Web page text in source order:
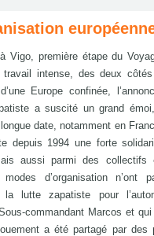
Vigo, première étape du
intense, des deux côtés
Europe confinée,
a suscité un grand
date, notamment en
depuis 1994 une forte
aussi parmi des collectifs
d’organisation n’ont
la lutte zapatiste pour
commandant Marcos et
a été partagé par des